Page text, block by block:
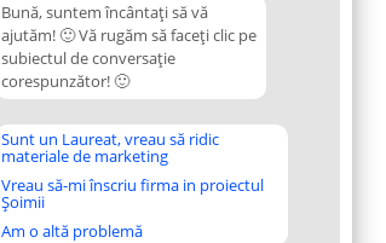
Bună, suntem încântați să vă
ajutăm! 🙂 Vă rugăm să faceți clic pe
subiectul de conversație
corespunzător! 🙂
Sunt un Laureat, vreau să ridic
materiale de marketing
Vreau să-mi înscriu firma in proiectul
Șoimii
Am o altă problemă